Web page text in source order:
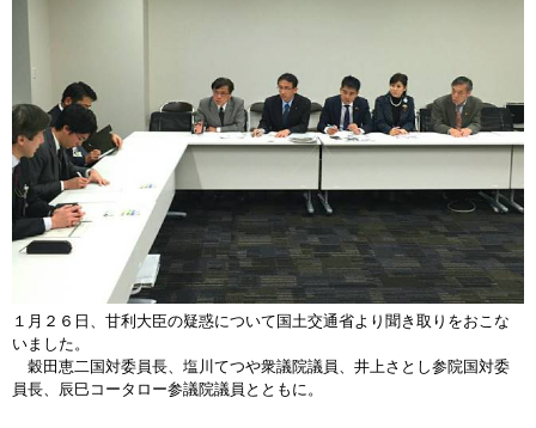
１月２６日、甘利大臣の疑惑について国土交通省より聞き取りをおこな
いました。
穀田恵二国対委員長、塩川てつや衆議院議員、井上さとし参院国対委
員長、辰巳コータロー参議院議員とともに。